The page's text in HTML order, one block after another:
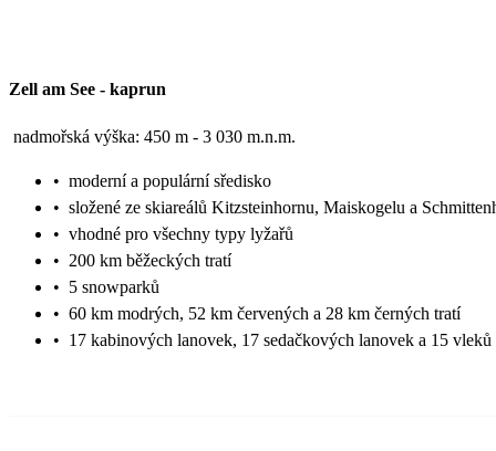
Zell am See - kaprun
nadmořská výška: 450 m - 3 030 m.n.m.
• moderní a populární sředisko
• složené ze skiareálů Kitzsteinhornu, Maiskogelu a
• vhodné pro všechny typy lyžařů
• 200 km běžeckých tratí
• 5 snowparků
• 60 km modrých, 52 km červených a 28 km černých tratí
• 17 kabinových lanovek, 17 sedačkových lanovek a 15 vleků